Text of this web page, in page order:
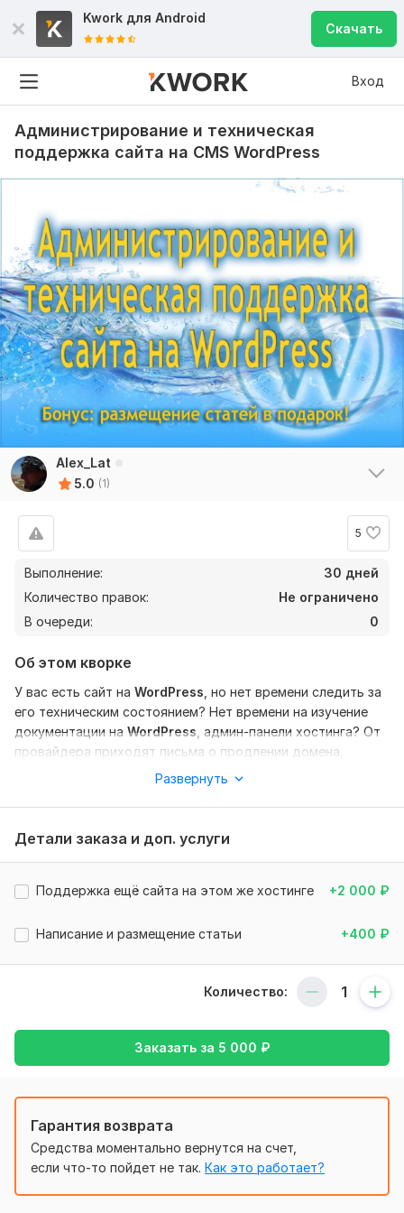
Kwork для Android
Скачать
Вход
Администрирование и техническая
поддержка сайта на CMS WordPress
Alex_Lat
5.0 (1)
5
Выполнение:
30 дней
Количество правок:
Не ограничено
В очереди:
0
Об этом кворке
У вас есть сайт на WordPress , но нет времени следить за
его техническим состоянием? Нет времени на изучение
документации на WordPress , админ-панели хостинга? От
провайдера приходят письма о продлении домена,
хостинга, превышения нагрузки на площадку, но у вас в
офисе нет выделенного специалиста для этой работы?
Предлагаю вам услугу поадминистрированию и
В рамках одного кворка обеспечу в течении 30 дней
работоспособности сайта (подключение 1-2 раза в
сутки к панели управления сайтом).
(подключение 1-2 раза в сутки к админ-панели
хостпровайдера).
Поддержание в актуальном состоянии CMS и
Общение с хостпровайдером и решение проблем (по
необходимости).
"Лечение" сайта (по необходимости).
Развернуть
Детали заказа и доп. услуги
Поддержка ещё сайта на этом же хостинге +2 000 ₽
Написание и размещение статьи +400 ₽
Количество:
Заказать за 5 000 ₽
Гарантия возврата
Средства моментально вернутся на счет,
если что-то пойдет не так. Как это работает?